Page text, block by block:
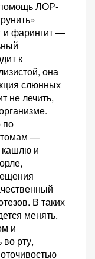
помощь ЛОР-
и фарингит —
к
она
слюнных
не лечить,
по
—
кашлю и
В таких
менять.
и
во рту,